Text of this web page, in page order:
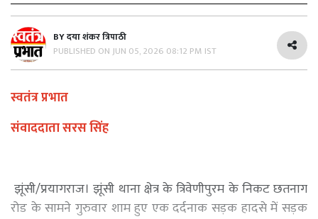
BYदया शंकर त्रिपाठी
PUBLISHED ONJUN 05, 2026 08:12 PM IST
स्वतंत्र प्रभात
संवाददाता सरस सिंह
झूंसी/प्रयागराज। झूंसी थाना क्षेत्र के त्रिवेणीपुरम के निकट छतनाग
रोड के सामने गुरुवार शाम हुए एक दर्दनाक सड़क हादसे में सड़क